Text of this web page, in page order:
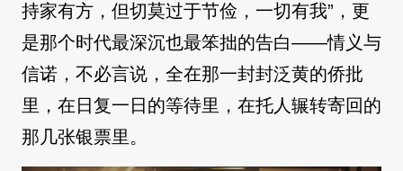
持家有方，但切莫过于节俭，一切有我”，更
是那个时代最深沉也最笨拙的告白——情义与
信诺，不必言说，全在那一封封泛黄的侨批
里，在日复一日的等待里，在托人辗转寄回的
那几张银票里。